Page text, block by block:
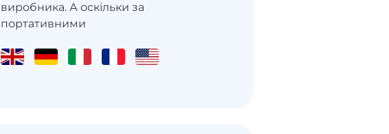
виробника. А оскільки за
портативними